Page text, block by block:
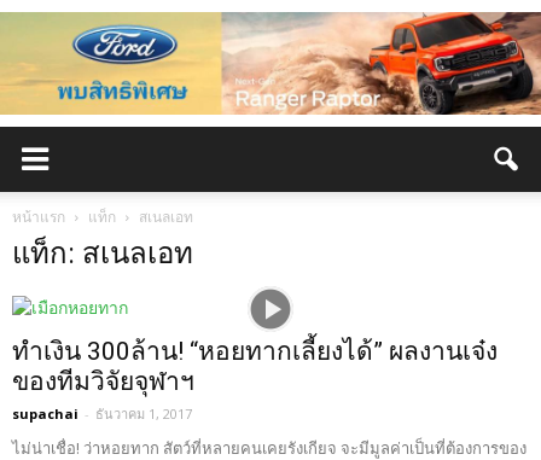
หน้าแรก แท็ก สเนลเอท
แท็ก: สเนลเอท
ทำเงิน 300ล้าน! “หอยทากเลี้ยงได้” ผลงานเจ๋ง
ของทีมวิจัยจุฬาฯ
supachai - ธันวาคม 1, 2017
ไม่น่าเชื่อ! ว่าหอยทาก สัตว์ที่หลายคนเคยรังเกียจ จะมีมูลค่าเป็นที่ต้องการของ